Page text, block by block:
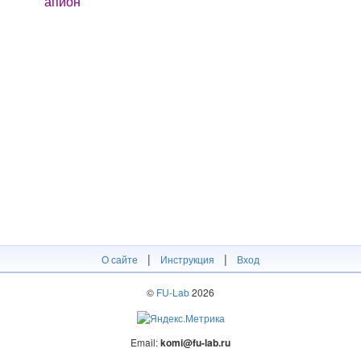
О сайте | Инструкция | Вход
© FU-Lab2026
Email:komi@fu-lab.ru